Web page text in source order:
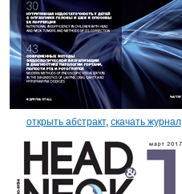
открыть абстракт, скачать журнал